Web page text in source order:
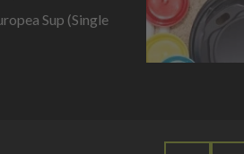
Sup (Single